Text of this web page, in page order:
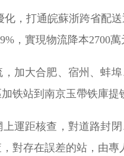
，打通皖蘇浙跨省配
，實現物流降本2700萬
加大合肥、宿州、蚌
铁站到南京玉帶铁庫提
運距核查，對道路封
對存在誤差的站，由